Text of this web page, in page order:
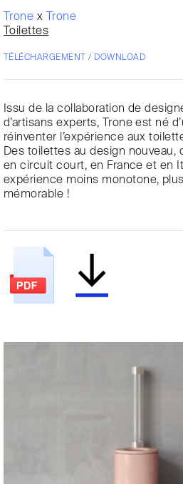
Trone x
Trone
Toilettes
TÉLÉCHARGEMENT / DOWNLOAD
Issu de la collaboration de
d’artisans experts, Trone est né
réinventer l’expérience aux
Des toilettes au design nouveau,
en circuit court, en France et en
expérience moins monotone,
mémorable !